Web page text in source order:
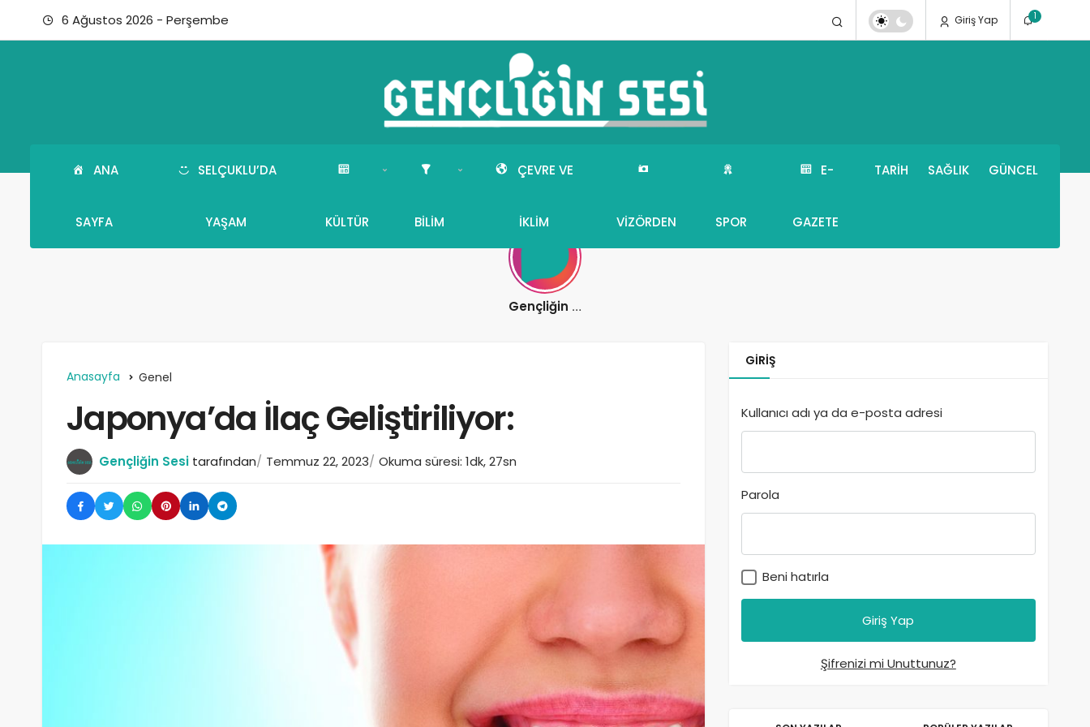
6 Ağustos 2026 - Perşembe Giriş Yap 1
ANA
SAYFA
SELÇUKLU’DA
YAŞAM KÜLTÜR BILIM
ÇEVRE VE
İKLIM VIZÖRDEN SPOR
E-
GAZETE
TARIH SAĞLIK GÜNCEL
Gençliğin Sesi
Anasayfa Genel
Japonya’da İlaç Geliştiriliyor:
Gençliğin Sesi tarafından Temmuz 22, 2023 Okuma süresi: 1dk, 27sn
GIRIŞ
Kullanıcı adı ya da e-posta adresi
Parola
Beni hatırla
Şifrenizi mi Unuttunuz?